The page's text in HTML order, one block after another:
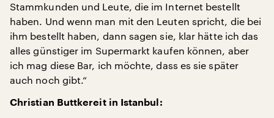
Stammkunden und Leute, die im Internet bestellt
haben. Und wenn man mit den Leuten spricht, die bei
ihm bestellt haben, dann sagen sie, klar hätte ich das
alles günstiger im Supermarkt kaufen können, aber
ich mag diese Bar, ich möchte, dass es sie später
auch noch gibt.“
Christian Buttkereit in Istanbul: